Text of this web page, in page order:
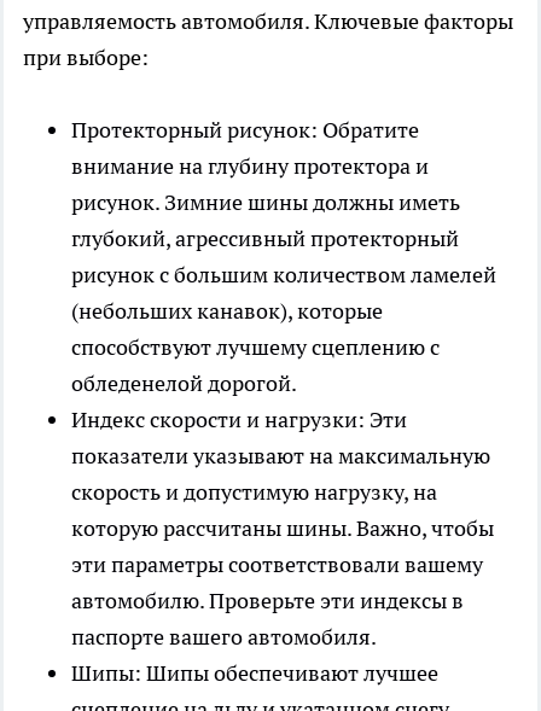
управляемость автомобиля. Ключевые факторы
при выборе:
Протекторный рисунок: Обратите
внимание на глубину протектора и
рисунок. Зимние шины должны иметь
глубокий, агрессивный протекторный
рисунок с большим количеством ламелей
(небольших канавок), которые
способствуют лучшему сцеплению с
обледенелой дорогой.
Индекс скорости и нагрузки: Эти
показатели указывают на максимальную
скорость и допустимую нагрузку, на
которую рассчитаны шины. Важно, чтобы
эти параметры соответствовали вашему
автомобилю. Проверьте эти индексы в
паспорте вашего автомобиля.
Шипы: Шипы обеспечивают лучшее